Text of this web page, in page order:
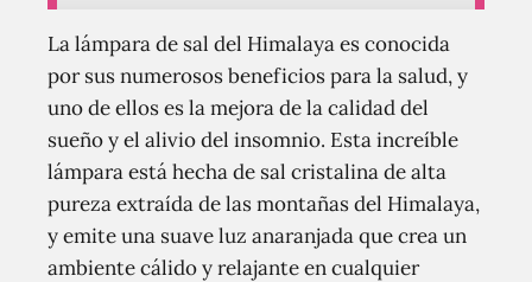
La lámpara de sal del Himalaya es conocida
por sus numerosos beneficios para la salud, y
uno de ellos es la mejora de la calidad del
sueño y el alivio del insomnio. Esta increíble
lámpara está hecha de sal cristalina de alta
pureza extraída de las montañas del Himalaya,
y emite una suave luz anaranjada que crea un
ambiente cálido y relajante en cualquier